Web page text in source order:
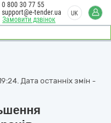
Замовити дзвінок
0 800 30 77 55
support@e-tender.ua
UK
Дата останніх змін -